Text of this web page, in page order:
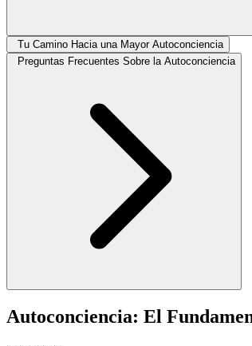
Tu Camino Hacia una Mayor Autoconciencia
Preguntas Frecuentes Sobre la Autoconciencia
Autoconciencia: El